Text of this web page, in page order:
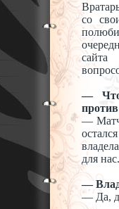
со
сайта
—
против
—
остался
для нас.
—
— Да,